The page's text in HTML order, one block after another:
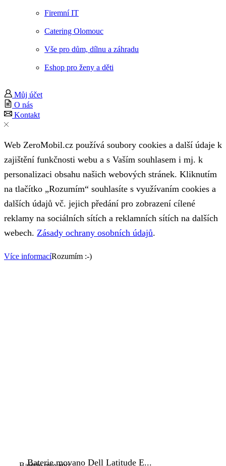
Baterie movano Dell Latitude E...
Firemní IT
Catering Olomouc
Vše pro dům, dílnu a záhradu
Eshop pro ženy a děti
Můj účet
O nás
Kontakt
Web ZeroMobil.cz používá soubory cookies a další údaje k
zajištění funkčnosti webu a s Vaším souhlasem i mj. k
personalizaci obsahu našich webových stránek. Kliknutím
na tlačítko „Rozumím“ souhlasíte s využívaním cookies a
dalších údajů vč. jejich předání pro zobrazení cílené
reklamy na sociálních sítích a reklamních sítích na dalších
webech. Zásady ochrany osobních údajů.
Více informacíRozumím :-)